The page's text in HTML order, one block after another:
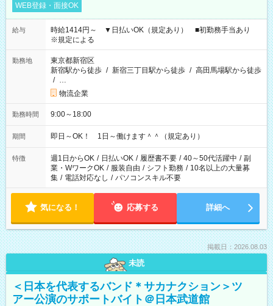
WEB登録・面接OK
給与
時給1414円～ ▼日払いOK（規定あり） ■初勤務手当あり
※規定による
勤務地
東京都新宿区
新宿駅から徒歩 / 新宿三丁目駅から徒歩 / 高田馬場駅から徒歩
/ …
物流企業
勤務時間 9:00～18:00
期間 即日～OK！ 1日～働けます＾＾（規定あり）
特徴 週1日からOK / 日払いOK / 履歴書不要 / 40～50代活躍中 / 副
業・WワークOK / 服装自由 / シフト勤務 / 10名以上の大量募
集 / 電話対応なし / パソコンスキル不要
気になる！ 応募する 詳細へ
掲載日：2026.08.03
未読
＜日本を代表するバンド＊サカナクション＞ツ
アー公演のサポートバイト＠日本武道館